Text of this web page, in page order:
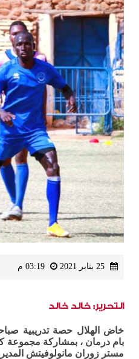
التحرير: خالد خالد
خاض الهلال حصة تدريبية
بام درمان ، بمشاركة مجموعة
مستر زوران مانولوفيتش